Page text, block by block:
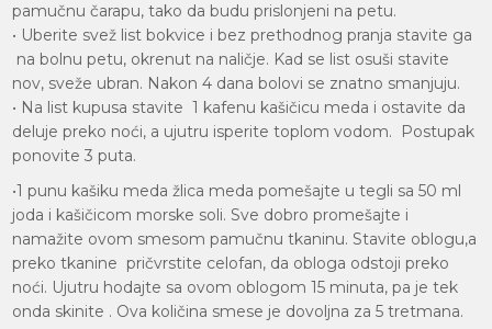
pamučnu čarapu, tako da budu prislonjeni na petu.
• Uberite svež list bokvice i bez prethodnog pranja stavite ga
na bolnu petu, okrenut na naličje. Kad se list osuši stavite
nov, sveže ubran. Nakon 4 dana bolovi se znatno smanjuju.
• Na list kupusa stavite 1 kafenu kašičicu meda i ostavite da
deluje preko noći, a ujutru isperite toplom vodom. Postupak
ponovite 3 puta.
•1 punu kašiku meda žlica meda pomešajte u tegli sa 50 ml
joda i kašičicom morske soli. Sve dobro promešajte i
namažite ovom smesom pamučnu tkaninu. Stavite oblogu,a
preko tkanine pričvrstite celofan, da obloga odstoji preko
noći. Ujutru hodajte sa ovom oblogom 15 minuta, pa je tek
onda skinite . Ova količina smese je dovoljna za 5 tretmana.